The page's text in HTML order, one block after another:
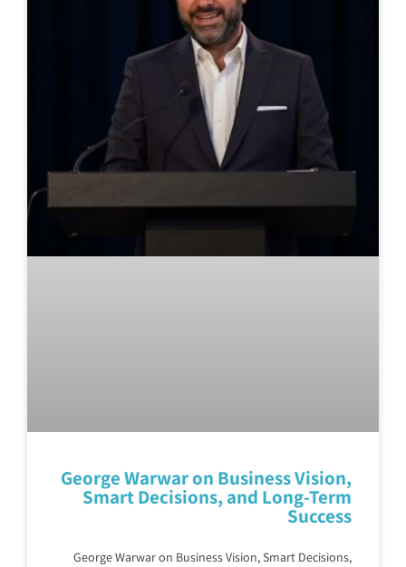
George Warwar on Business Vision,
Smart Decisions, and Long-Term
Success
George Warwar on Business Vision, Smart Decisions,